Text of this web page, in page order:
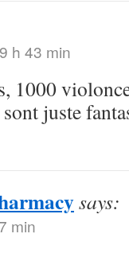
h 43 min
1000
juste
says:
min